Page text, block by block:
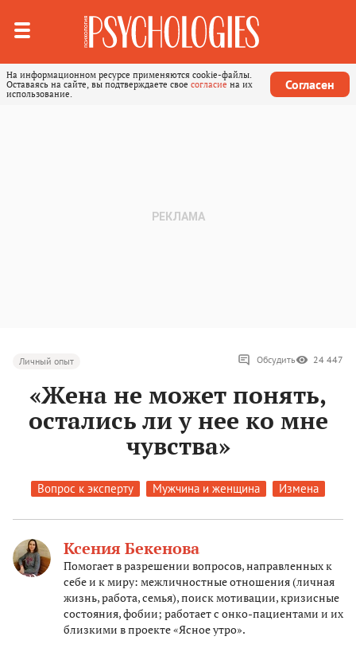
На информационном ресурсе применяются cookie-файлы.
Оставаясь на сайте, вы подтверждаете свое согласие на их
использование.
Согласен
Личный опыт Обсудить 24 447
«Жена не может понять,
остались ли у нее ко мне
чувства»
Вопрос к эксперту Мужчина и женщина Измена
Ксения Бекенова
Помогает в разрешении вопросов, направленных к
себе и к миру: межличностные отношения (личная
жизнь, работа, семья), поиск мотивации, кризисные
состояния, фобии; работает с онко-пациентами и их
близкими в проекте «Ясное утро».